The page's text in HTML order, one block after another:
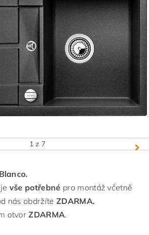
1 z 7
vše potřebné pro montáž včetně
nás obdržíte ZDARMA.
otvorZDARMA.